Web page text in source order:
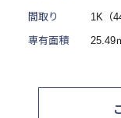
- 記事一覧
間取り
1K（
専有面積
25.49